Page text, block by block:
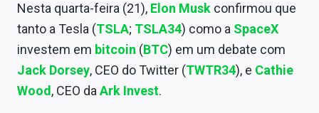
Mercados
Empresas
Nesta quarta-feira (21), Elon Musk confirmou que
tanto a Tesla (TSLA; TSLA34) como a SpaceX
investem em bitcoin (BTC) em um debate com
Jack Dorsey, CEO do Twitter (TWTR34), e Cathie
Wood, CEO daArk Invest.